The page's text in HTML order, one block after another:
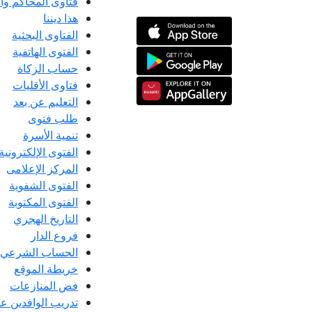
هذا ديننا
الفتاوى البحثية
الفتوى الهاتفية
حساب الزكاة
فتاوى الأقليات
التعليم عن بعد
طلب فتوى
تنمية الأسرة
الفتوى الإلكترونية
المركز الإعلامى
الفتوى الشفوية
الفتوى المكتوبة
التاريخ الهجري
فروع الدار
الحساب الشرعي
خريطة الموقع
فض المنازعات
تدريب الوافدين